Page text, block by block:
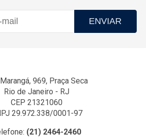
ENVIAR
969, Praça Seca
Rio de Janeiro - RJ
CEP 21321060
29.972.338/0001-97
(21) 2464-2460